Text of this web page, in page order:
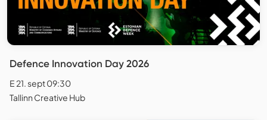
Defence Innovation Day 2026
E 21. sept 09:30
Tallinn Creative Hub